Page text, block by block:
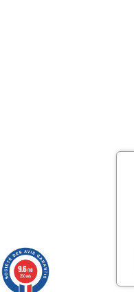
9.6/10
250 avis